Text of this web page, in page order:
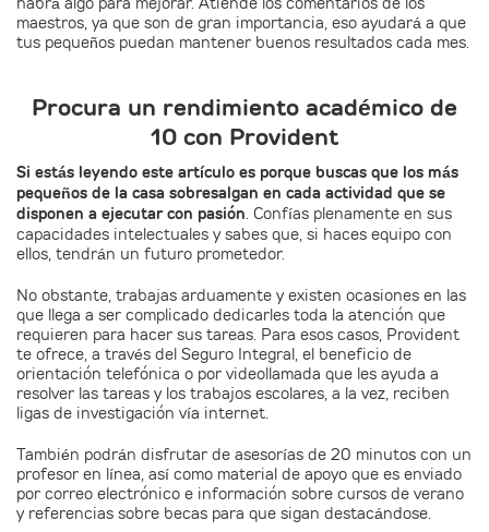
maestros, ya que son de gran importancia, eso ayudará a que
tus pequeños puedan mantener buenos resultados cada mes.
Procura un rendimiento académico de
10 con Provident
Si estás leyendo este artículo es porque buscas que los más
pequeños de la casa sobresalgan en cada actividad que se
disponen a ejecutar con pasión. Confías plenamente en sus
capacidades intelectuales y sabes que, si haces equipo con
ellos, tendrán un futuro prometedor.
No obstante, trabajas arduamente y existen ocasiones en las
que llega a ser complicado dedicarles toda la atención que
requieren para hacer sus tareas. Para esos casos, Provident
te ofrece, a través del Seguro Integral, el beneficio de
orientación telefónica o por videollamada que les ayuda a
resolver las tareas y los trabajos escolares, a la vez, reciben
ligas de investigación vía internet.
También podrán disfrutar de asesorías de 20 minutos con un
profesor en línea, así como material de apoyo que es enviado
por correo electrónico e información sobre cursos de verano
y referencias sobre becas para que sigan destacándose.